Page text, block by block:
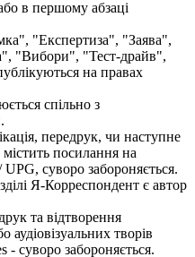
в першому абзаці
"Експертиза", "Заява",
"Вибори", "Тест-драйв",
на правах
спільно з
передрук, чи наступне
посилання на
суворо забороняється.
Я-Корреспондент є автор
та відтворення
аудіовізуальних творів
- суворо забороняється.